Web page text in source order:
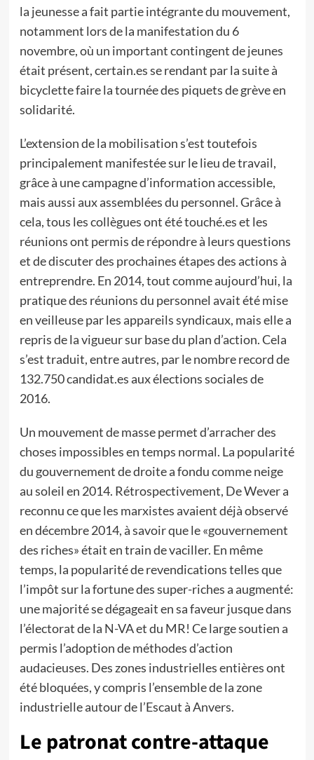
la jeunesse a fait partie intégrante du mouvement,
notamment lors de la manifestation du 6
novembre, où un important contingent de jeunes
était présent, certain.es se rendant par la suite à
bicyclette faire la tournée des piquets de grève en
solidarité.
L’extension de la mobilisation s’est toutefois
principalement manifestée sur le lieu de travail,
grâce à une campagne d’information accessible,
mais aussi aux assemblées du personnel. Grâce à
cela, tous les collègues ont été touché.es et les
réunions ont permis de répondre à leurs questions
et de discuter des prochaines étapes des actions à
entreprendre. En 2014, tout comme aujourd’hui, la
pratique des réunions du personnel avait été mise
en veilleuse par les appareils syndicaux, mais elle a
repris de la vigueur sur base du plan d’action. Cela
s’est traduit, entre autres, par le nombre record de
132.750 candidat.es aux élections sociales de
2016.
Un mouvement de masse permet d’arracher des
choses impossibles en temps normal. La popularité
du gouvernement de droite a fondu comme neige
au soleil en 2014. Rétrospectivement, De Wever a
reconnu ce que les marxistes avaient déjà observé
en décembre 2014, à savoir que le «gouvernement
des riches» était en train de vaciller. En même
temps, la popularité de revendications telles que
l’impôt sur la fortune des super-riches a augmenté:
une majorité se dégageait en sa faveur jusque dans
l’électorat de la N-VA et du MR! Ce large soutien a
permis l’adoption de méthodes d’action
audacieuses. Des zones industrielles entières ont
été bloquées, y compris l’ensemble de la zone
industrielle autour de l’Escaut à Anvers.
Le patronat contre-attaque